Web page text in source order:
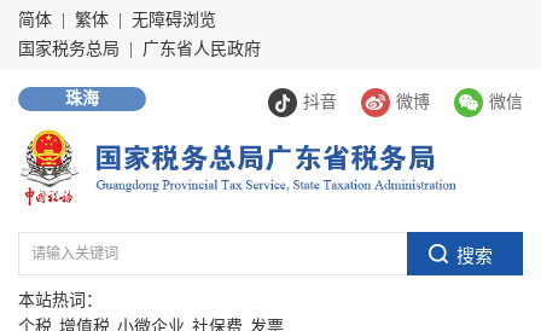
简体 繁体
无障碍浏览
国家税务总局
广东省人民政府
抖音 微博 微信
珠海
本站热词：
个税 增值税 小微企业 社保费 发票